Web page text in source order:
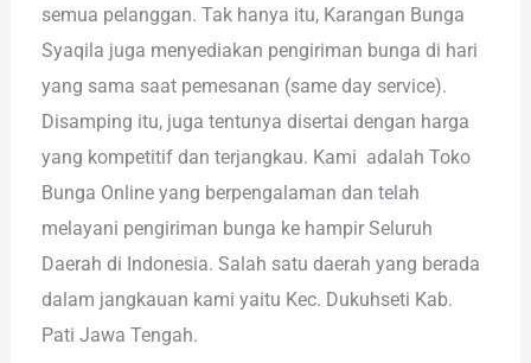
semua pelanggan. Tak hanya itu, Karangan Bunga
Syaqila juga menyediakan pengiriman bunga di hari
yang sama saat pemesanan (same day service).
Disamping itu, juga tentunya disertai dengan harga
yang kompetitif dan terjangkau. Kami adalah Toko
Bunga Online yang berpengalaman dan telah
melayani pengiriman bunga ke hampir Seluruh
Daerah di Indonesia. Salah satu daerah yang berada
dalam jangkauan kami yaitu Kec. Dukuhseti Kab.
Pati Jawa Tengah.